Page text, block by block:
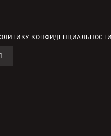
КОНФИДЕНЦИАЛЬНОСТИ